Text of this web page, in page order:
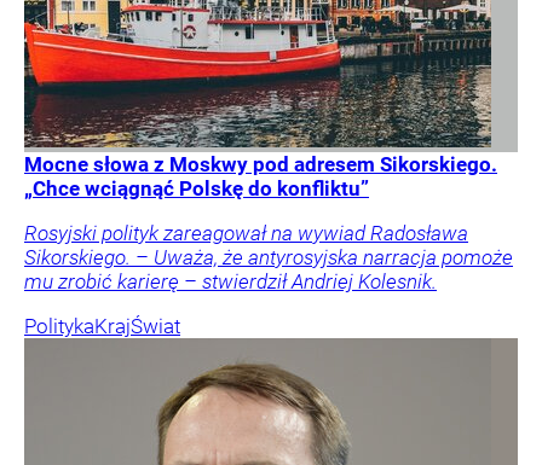
Mocne słowa z Moskwy pod adresem Sikorskiego.
„Chce wciągnąć Polskę do konfliktu”
Rosyjski polityk zareagował na wywiad Radosława
Sikorskiego. – Uważa, że antyrosyjska narracja pomoże
mu zrobić karierę – stwierdził Andriej Kolesnik.
PolitykaKrajŚwiat